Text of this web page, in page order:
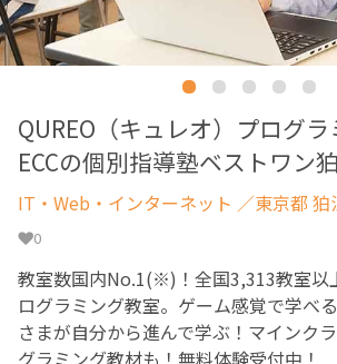
QUREO（キュレオ）プログ
ECCの個別指導塾ベストワン
IT・Web・インターネット ／東京都 狛
0
教室数国内No.1(※)！全国3,313教室以
ログラミング教室。ゲーム感覚で学べ
さまが自分から進んで学ぶ！マインク
グラミング教材も！無料体験受付中！